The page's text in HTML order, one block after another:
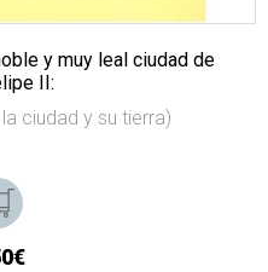
y muy leal ciudad de
II:
ciudad y su tierra)